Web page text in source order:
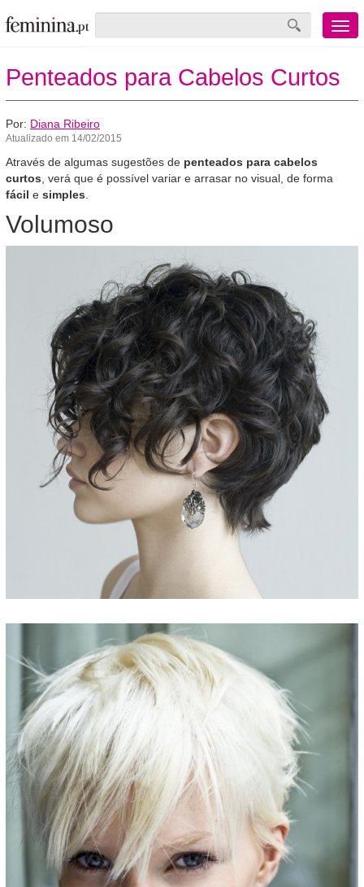
Menu
mobile
Penteados para Cabelos Curtos
Por: Diana Ribeiro
Atualizado em 14/02/2015
Através de algumas sugestões de penteados para cabelos
curtos , verá que é possível variar e arrasar no visual, de forma
fácil e simples
Volumoso